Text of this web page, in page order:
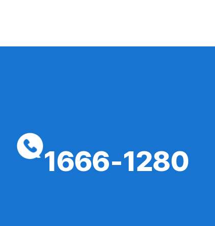
1666-1280